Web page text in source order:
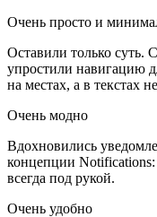
Очень просто и
Оставили только суть.
упростили навигацию
на местах, а в текстах
Очень модно
Вдохновились
концепции Notifications:
всегда под рукой.
Очень удобно